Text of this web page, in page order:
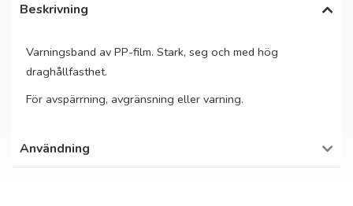
Beskrivning
Varningsband av PP-film. Stark, seg och med hög
draghållfasthet.
För avspärrning, avgränsning eller varning.
Användning